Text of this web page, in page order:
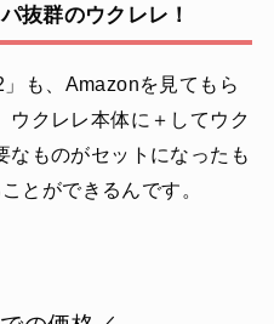
抜群のウクレレ！
も、Amazonを見てもら
ウクレレ本体に＋してウク
なものがセットになったも
とができるんです。